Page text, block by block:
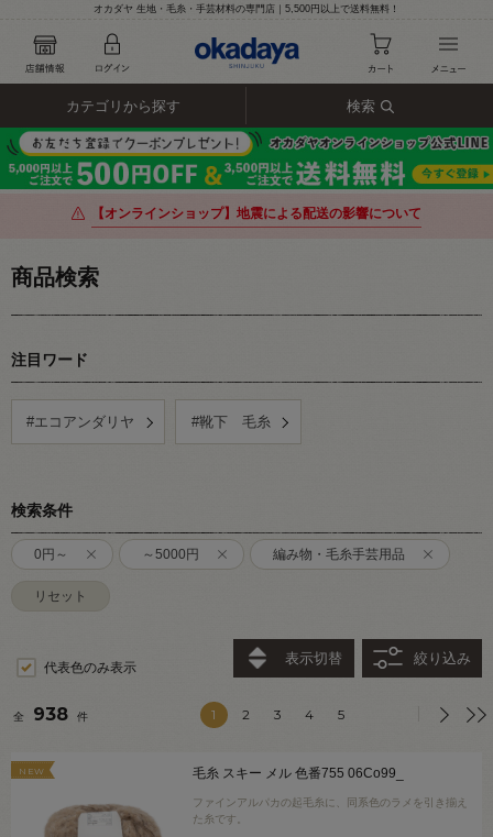
オカダヤ 生地・毛糸・手芸材料の専門店｜5,500円以上で送料無料！
カテゴリから探す 検索
【オンラインショップ】地震による配送の影響について
商品検索
注目ワード
#エコアンダリヤ #靴下 毛糸
検索条件
0円～ ～5000円 編み物・毛糸手芸用品
リセット
代表色のみ表示
表示切替 絞り込み
全 938 件 1 2 3 4 5
NEW 毛糸 スキー メル 色番755 06Co99_
ファインアルパカの起毛糸に、同系色のラメを引き揃え
た糸です。